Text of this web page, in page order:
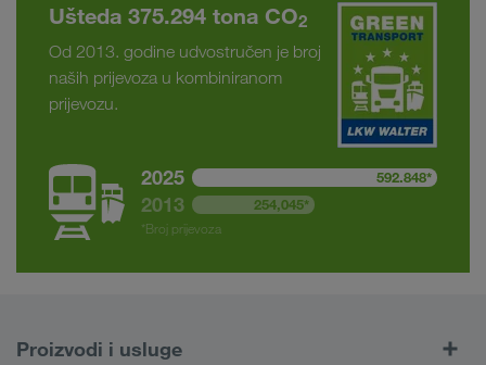
Ušteda 375.294 tona CO2
Od 2013. godine udvostručen je broj
naših prijevoza u kombiniranom
prijevozu.
2025 592.848*
2013
254,045*
*Broj prijevoza
Proizvodi i usluge